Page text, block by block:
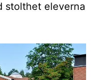
stolthet eleverna